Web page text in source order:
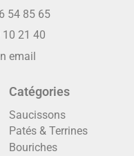
54 85 65
10 21 40
email
Catégories
Saucissons
Patés & Terrines
Bouriches